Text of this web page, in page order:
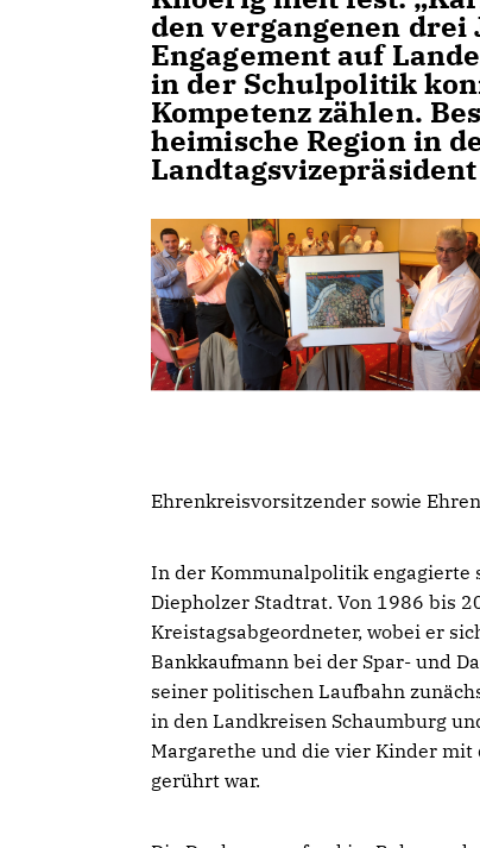
den vergangenen
Engagement auf
in der Schulpolitik
Kompetenz zählen.
heimische Region in
Ehrenkreisvorsitzender sowie
In der Kommunalpolitik engagierte
Diepholzer Stadtrat. Von 1986 bis
Kreistagsabgeordneter, wobei er
Bankkaufmann bei der Spar- und
seiner politischen Laufbahn
in den Landkreisen Schaumburg
Margarethe und die vier Kinder mit
gerührt war.